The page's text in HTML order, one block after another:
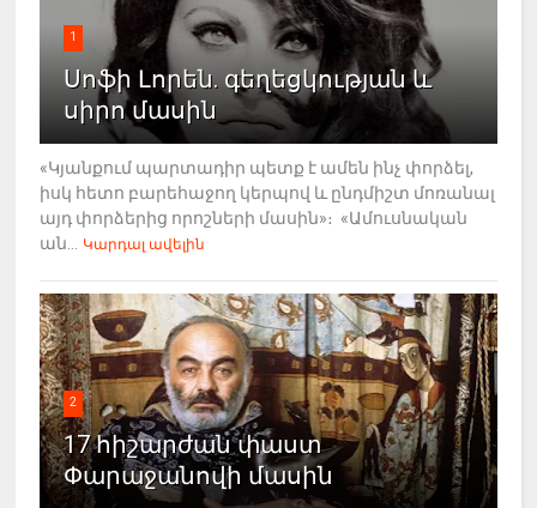
1
Սոֆի Լորեն. գեղեցկության և
սիրո մասին
«Կյանքում պարտադիր պետք է ամեն ինչ փորձել,
իսկ հետո բարեհաջող կերպով և ընդմիշտ մոռանալ
այդ փորձերից որոշների մասին»։ «Ամուսնական
ան...
Կարդալ ավելին
2
17 հիշարժան փաստ
Փարաջանովի մասին